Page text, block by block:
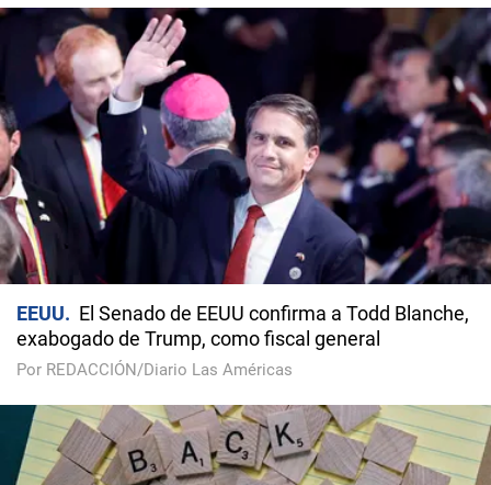
EEUU
El Senado de EEUU confirma a Todd Blanche,
exabogado de Trump, como fiscal general
Por REDACCIÓN/Diario Las Américas